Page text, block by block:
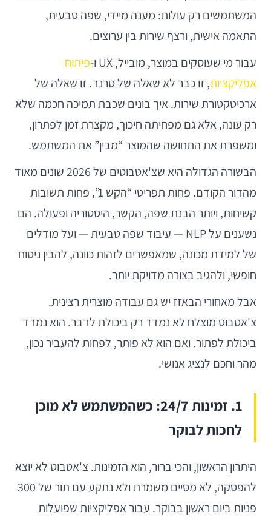
המשתמשים רק עולות: מענה מיידי, שפה טבעית,
התאמה אישית, ורצף שירות בין ערוצים.
עבור מי שעוסקים במוצר, מובייל, UX ו-
פיתוח
אפליקציות, זו כבר לא שאלה של טרנד. זו שאלה של
ארכיטקטורת שירות. איך בונים שכבת תמיכה חכמה שלא
רק עונה, אלא גם מפחיתה חיכוך, מקצרת זמן לפתרון,
ומשפרת את התחושה שהמוצר “מבין” את המשתמש.
הבשורה הגדולה היא שצ'אטבוטים של 2026 שונים מאוד
מהדור הקודם. פחות תפריטי “הקש 1”, פחות תשובות
קשיחות, ויותר הבנת שפה, הקשר, היסטוריה ופעולה. הם
נשענים על NLP — עיבוד שפה טבעית — ועל מודלים
של למידת מכונה, שמאפשרים לזהות כוונה, להבין ניסוח
חופשי, ולהגיב בצורה מדויקת יותר.
אבל מאחורי הבאזז יש גם עבודה מוצרית רצינית.
צ'אטבוט מוצלח לא נמדד רק ביכולת לדבר. הוא נמדד
ביכולת לפתור. ואם הוא לא פותר, לפחות להעביר נכון,
מהר וחכם לנציג אנושי.
1. זמינות 24/7: כשהמשתמש לא מוכן
לחכות לבוקר
היתרון הראשון, והכי ברור, הוא הזמינות. צ'אטבוט לא יוצא
להפסקה, לא מסיים משמרת ולא נתקע עם תור של 300
פניות ביום ראשון בבוקר. עבור אפליקציות שפועלות